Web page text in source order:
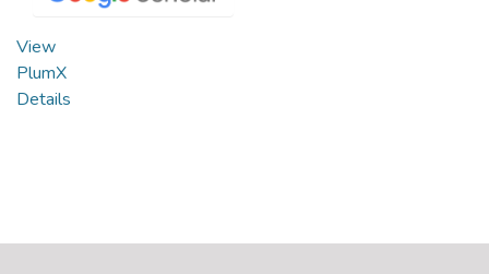
View
PlumX
Details